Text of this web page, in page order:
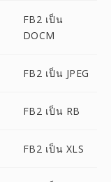
FB2 เป็น
DOCM
FB2 เป็น JPEG
FB2 เป็น RB
FB2 เป็น XLS